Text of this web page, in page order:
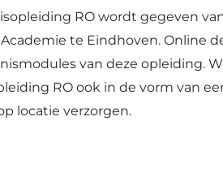
RO wordt gegeven
Academie te Eindhoven. Online
van deze opleiding.
RO ook in de vorm van
locatie verzorgen.